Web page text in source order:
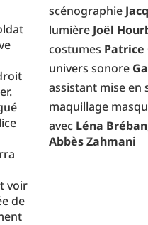
voir
de
scénographie
lumière Joël
costumes Patrice
univers sonore
assistant mise en
maquillage
avec Léna
Abbès Zahmani